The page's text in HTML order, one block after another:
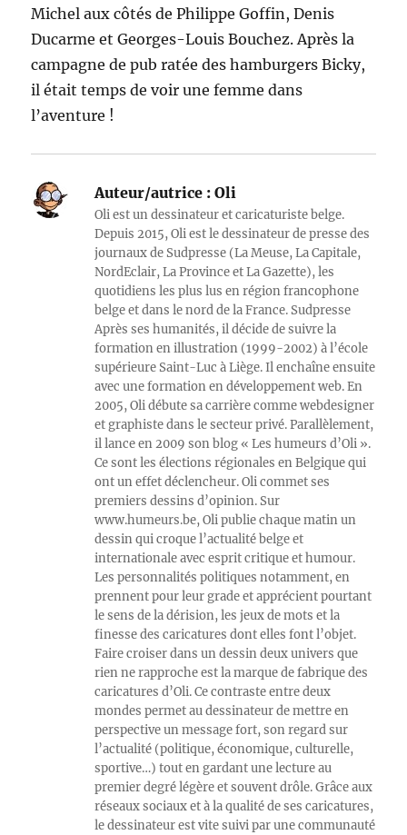
Michel aux côtés de Philippe Goffin, Denis
Ducarme et Georges-Louis Bouchez. Après la
campagne de pub ratée des hamburgers Bicky,
il était temps de voir une femme dans
l’aventure !
Auteur/autrice : Oli
Oli est un dessinateur et caricaturiste belge.
Depuis 2015, Oli est le dessinateur de presse des
journaux de Sudpresse (La Meuse, La Capitale,
NordEclair, La Province et La Gazette), les
quotidiens les plus lus en région francophone
belge et dans le nord de la France. Sudpresse
Après ses humanités, il décide de suivre la
formation en illustration (1999-2002) à l’école
supérieure Saint-Luc à Liège. Il enchaîne ensuite
avec une formation en développement web. En
2005, Oli débute sa carrière comme webdesigner
et graphiste dans le secteur privé. Parallèlement,
il lance en 2009 son blog « Les humeurs d’Oli ».
Ce sont les élections régionales en Belgique qui
ont un effet déclencheur. Oli commet ses
premiers dessins d’opinion. Sur
www.humeurs.be, Oli publie chaque matin un
dessin qui croque l’actualité belge et
internationale avec esprit critique et humour.
Les personnalités politiques notamment, en
prennent pour leur grade et apprécient pourtant
le sens de la dérision, les jeux de mots et la
finesse des caricatures dont elles font l’objet.
Faire croiser dans un dessin deux univers que
rien ne rapproche est la marque de fabrique des
caricatures d’Oli. Ce contraste entre deux
mondes permet au dessinateur de mettre en
perspective un message fort, son regard sur
l’actualité (politique, économique, culturelle,
sportive…) tout en gardant une lecture au
premier degré légère et souvent drôle. Grâce aux
réseaux sociaux et à la qualité de ses caricatures,
le dessinateur est vite suivi par une communauté